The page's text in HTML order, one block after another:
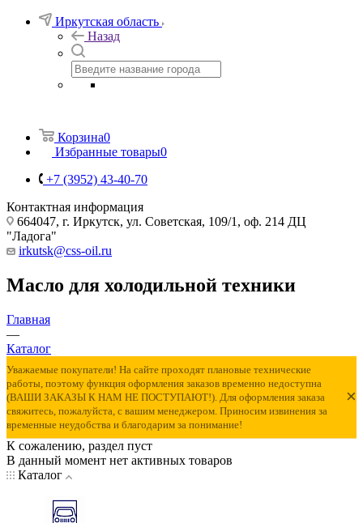
Иркутская область
Назад
Корзина0
Избранные товары0
+7 (3952) 43-40-70
Контактная информация
664047, г. Иркутск, ул. Советская, 109/1, оф. 214 ДЦ
"Ладога"
irkutsk@css-oil.ru
Масло для холодильной техники
Главная
—
Каталог
Уважаемые покупатели! На сайте проходят плановые технические
работы, поэтому функция оформления заказов временно недоступна
(ВАШИ ЗАКАЗЫ К НАМ НЕ ПОСТУПАЮТ!). Для оформления заказа
свяжитесь, пожалуйста, с вашим менеджером. Приносим извинения за
временные неудобства и благодарим за понимание!
×
К сожалению, раздел пуст
В данный момент нет активных товаров
Каталог